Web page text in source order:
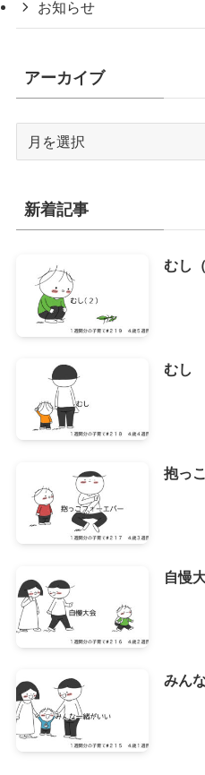
お知らせ
アーカイブ
イ
ブ
新着記事
むし（
むし
抱っ
自慢
みん